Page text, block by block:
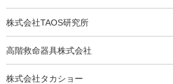
株式会社TAOS研究所
高階救命器具株式会社
株式会社タカショー